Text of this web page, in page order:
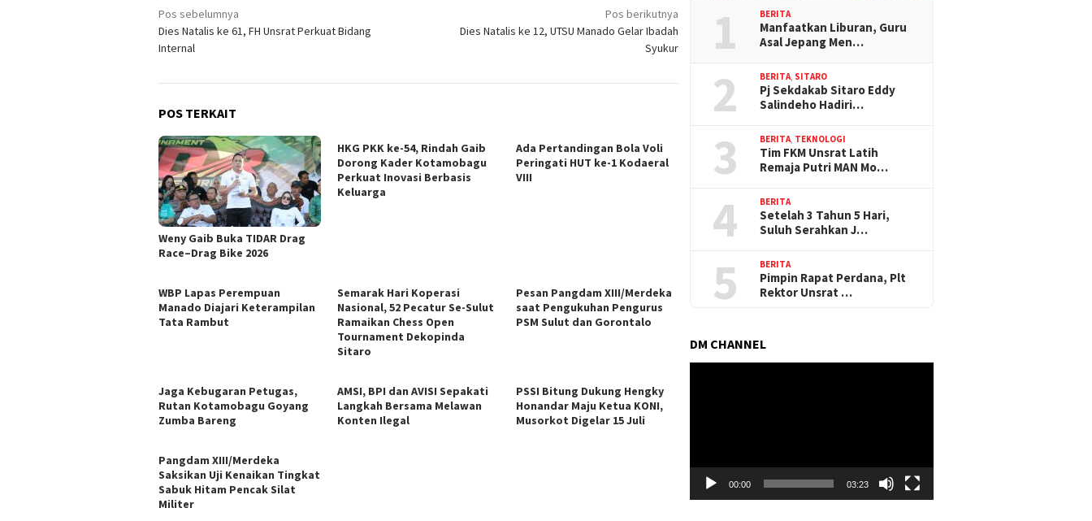
Navigasi
pos
Pos sebelumnya
Dies Natalis ke 61, FH Unsrat Perkuat Bidang
Internal
Pos berikutnya
Dies Natalis ke 12, UTSU Manado Gelar Ibadah
Syukur
POS TERKAIT
Weny Gaib Buka TIDAR Drag
Race–Drag Bike 2026
HKG PKK ke-54, Rindah Gaib
Dorong Kader Kotamobagu
Perkuat Inovasi Berbasis
Keluarga
Ada Pertandingan Bola Voli
Peringati HUT ke-1 Kodaeral
VIII
WBP Lapas Perempuan
Manado Diajari Keterampilan
Tata Rambut
Semarak Hari Koperasi
Nasional, 52 Pecatur Se-Sulut
Ramaikan Chess Open
Tournament Dekopinda
Sitaro
Pesan Pangdam XIII/Merdeka
saat Pengukuhan Pengurus
PSM Sulut dan Gorontalo
Jaga Kebugaran Petugas,
Rutan Kotamobagu Goyang
Zumba Bareng
AMSI, BPI dan AVISI Sepakati
Langkah Bersama Melawan
Konten Ilegal
PSSI Bitung Dukung Hengky
Honandar Maju Ketua KONI,
Musorkot Digelar 15 Juli
Pangdam XIII/Merdeka
Saksikan Uji Kenaikan Tingkat
Sabuk Hitam Pencak Silat
Militer
1 BERITA
Manfaatkan Liburan, Guru
Asal Jepang Men…
2 BERITA, SITARO
Pj Sekdakab Sitaro Eddy
Salindeho Hadiri…
3 BERITA, TEKNOLOGI
Tim FKM Unsrat Latih
Remaja Putri MAN Mo…
4 BERITA
Setelah 3 Tahun 5 Hari,
Suluh Serahkan J…
5 BERITA
Pimpin Rapat Perdana, Plt
Rektor Unsrat …
DM CHANNEL
00:00 03:23